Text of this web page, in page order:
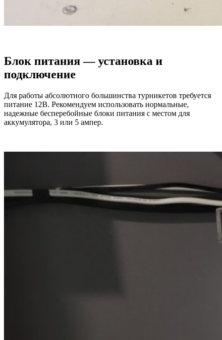
Блок питания — установка и
подключение
Для работы абсолютного большинства турникетов требуется
питание 12В. Рекомендуем использовать нормальные,
надежные бесперебойные блоки питания с местом для
аккумулятора, 3 или 5 ампер.